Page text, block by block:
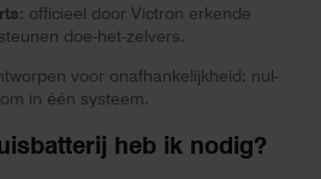
: officieel door Victron erkende
doe-het-zelvers.
voor onafhankelijkheid: nul-
in één systeem.
heb ik nodig?